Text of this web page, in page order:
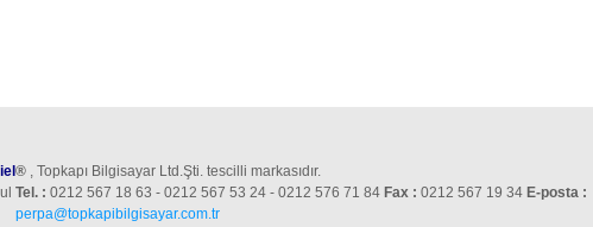
® , Topkapı Bilgisayar Ltd.Şti. tescilli markasıdır.
Tel. : 0212 567 18 63 - 0212 567 53 24 - 0212 576 71 84 Fax : 0212 567 19 34 E-posta :
perpa@topkapibilgisayar.com.tr